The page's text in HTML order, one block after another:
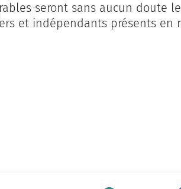
seront sans aucun doute
et indépendants présents en